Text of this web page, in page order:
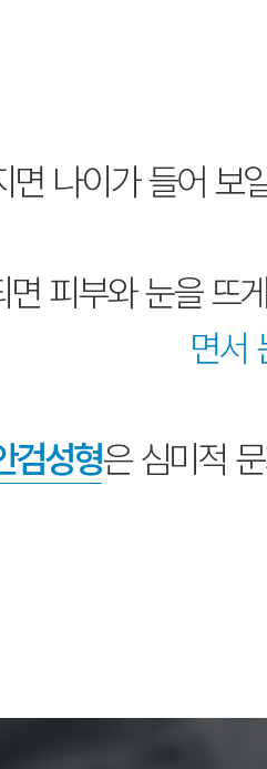
면 나이가 들어 보
면 피부와 눈을 뜨
면서
검성형은 심미적